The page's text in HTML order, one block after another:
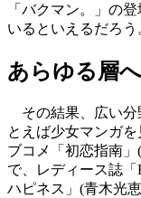
「バクマン。」の
いるといえるだろう
あらゆる層
その結果、広い分
とえば少女マンガ
ブコメ「初恋指南
で、レディース誌
ハピネス」(青木光